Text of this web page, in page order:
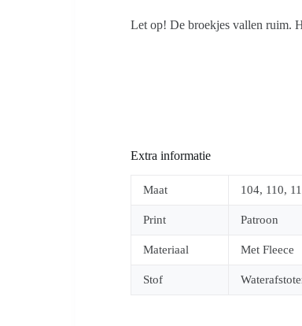
Let op! De broekjes vallen ruim.
Extra informatie
Maat 104, 110,
Print Patroon
Materiaal Met Fleece
Stof